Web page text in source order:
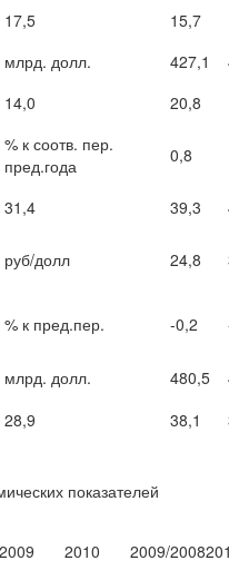
17,5 15,7
млрд. долл. 427,1
14,0 20,8
% к соотв. пер.
пред.года
0,8
31,4 39,3
руб/долл 24,8
% к пред.пер. -0,2
млрд. долл. 480,5
28,9 38,1
показателей
2009 2010 2009/2008